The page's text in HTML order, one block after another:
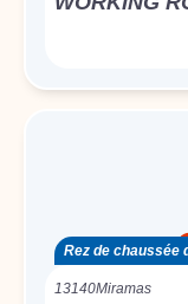
Rez de chaussée
13140Miramas